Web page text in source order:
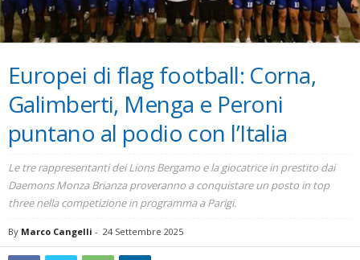
Europei di flag football: Corna,
Galimberti, Menga e Peroni
puntano al podio con l’Italia
Le tre rappresentanti dei Lions Bergamo e la giocatrice in prestito dai
Daemons Monza Brianza proveranno a conquistare un posto in top
three nella competizione in programma a Parigi.
By Marco Cangelli - 24 Settembre 2025